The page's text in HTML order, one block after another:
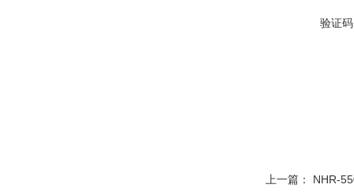
验证
上一篇： NHR-